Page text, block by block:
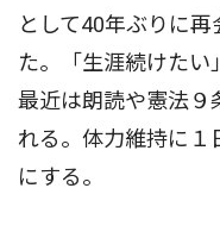
として40年ぶりに
た。「生涯続けたい
最近は朗読や憲法９
れる。体力維持に１
にする。